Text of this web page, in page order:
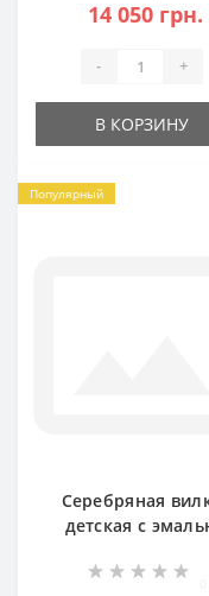
14 050 грн.
- +
В КОРЗИНУ
Популярный
Серебряная
детская с